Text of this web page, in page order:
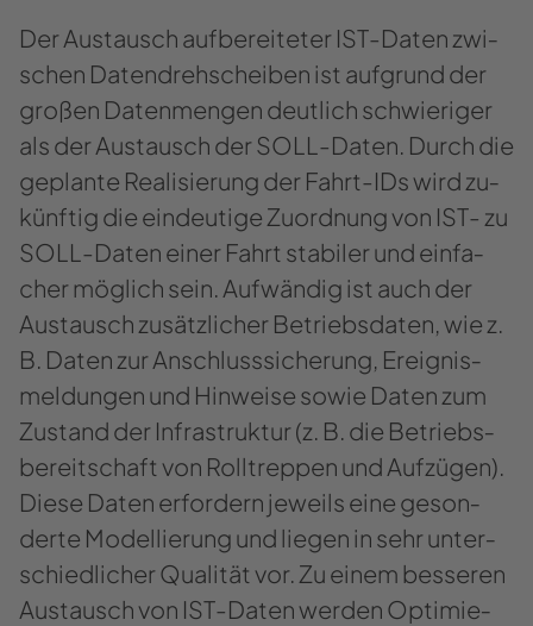
Der Aus­tausch auf­be­rei­te­ter IST-​​​Daten zwi­
schen Da­ten­dreh­schei­ben ist auf­grund der
gro­ßen Da­ten­men­gen deut­lich schwie­ri­ger
als der Aus­tausch der SOLL-​​​Daten. Durch die
ge­plan­te Rea­li­sie­rung der Fahrt-​IDs wird zu­
künf­tig die ein­deu­ti­ge Zu­ord­nung von IST- zu
SOLL-​Daten einer Fahrt sta­bi­ler und ein­fa­
cher mög­lich sein. Auf­wän­dig ist auch der
Aus­tausch zu­sätz­li­cher Be­triebs­da­ten, wie z.
B. Daten zur An­schluss­si­che­rung, Er­eig­nis­
mel­dun­gen und Hin­wei­se sowie Daten zum
Zu­stand der In­fra­struk­tur (z. B. die Be­triebs­
be­reit­schaft von Roll­trep­pen und Auf­zü­gen).
Diese Daten er­for­dern je­weils eine ge­son­
der­te Mo­del­lie­rung und lie­gen in sehr un­ter­
schied­li­cher Qua­li­tät vor. Zu einem bes­se­ren
Aus­tausch von IST-​​Daten wer­den Op­ti­mie­